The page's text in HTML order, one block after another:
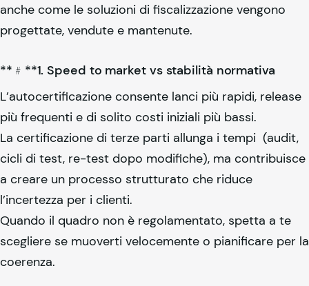
anche come le soluzioni di fiscalizzazione vengono
progettate, vendute e mantenute.
**﹟**1. Speed to market vs stabilità normativa
L’autocertificazione consente lanci più rapidi, release
più frequenti e di solito costi iniziali più bassi.
La certificazione di terze parti allunga i tempi (audit,
cicli di test, re-test dopo modifiche), ma contribuisce
a creare un processo strutturato che riduce
l’incertezza per i clienti.
Quando il quadro non è regolamentato, spetta a te
scegliere se muoverti velocemente o pianificare per la
coerenza.